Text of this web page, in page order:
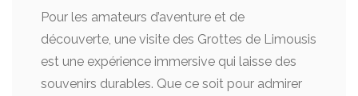
Pour les amateurs d’aventure et de
découverte, une visite des Grottes de Limousis
est une expérience immersive qui laisse des
souvenirs durables. Que ce soit pour admirer